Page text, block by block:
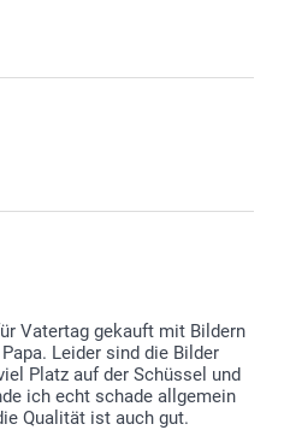
Vatertag gekauft mit Bildern
Leider sind die Bilder
Platz auf der Schüssel und
ich echt schade allgemein
Qualität ist auch gut.